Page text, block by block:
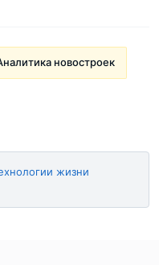
новостроек
жизни